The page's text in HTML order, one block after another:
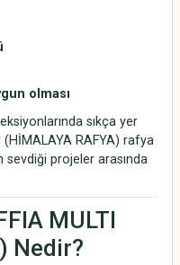
olması
sıkça yer
(HİMALAYA RAFYA) rafya
sevdiği projeler arasında
MULTI
Nedir?